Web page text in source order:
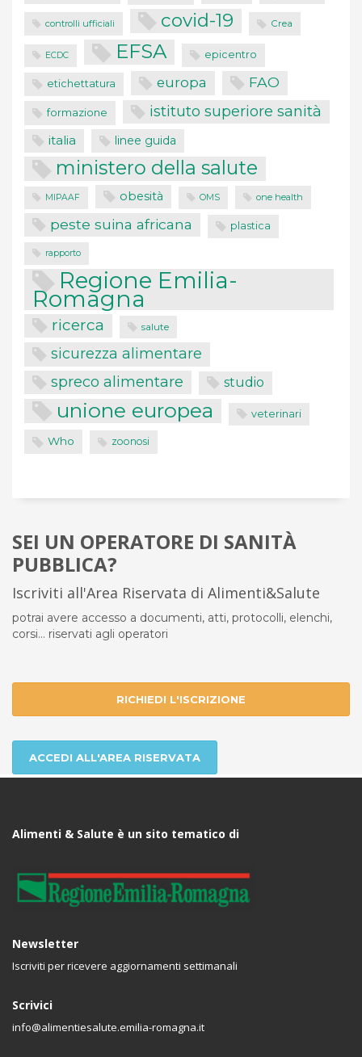
controlli ufficiali covid-19 Crea
ECDC EFSA epicentro
etichettatura europa FAO
formazione istituto superiore sanità
italia linee guida
ministero della salute
MIPAAF obesità OMS one health
peste suina africana plastica
rapporto
Regione Emilia-
Romagna
ricerca salute
sicurezza alimentare
spreco alimentare studio
unione europea veterinari
Who zoonosi
SEI UN OPERATORE DI SANITÀ
PUBBLICA?
Iscriviti all'Area Riservata di Alimenti&Salute
potrai avere accesso a documenti, atti, protocolli, elenchi,
corsi... riservati agli operatori
RICHIEDI L'ISCRIZIONE
ACCEDI ALL'AREA RISERVATA
Alimenti & Salute è un sito tematico di
Newsletter
Iscriviti per ricevere aggiornamenti settimanali
Scrivici
info@alimentiesalute.emilia-romagna.it